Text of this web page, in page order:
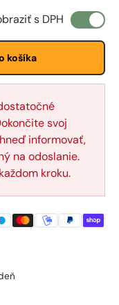
s DPH
košíka
svoj
informovať,
na odoslanie.
kroku.